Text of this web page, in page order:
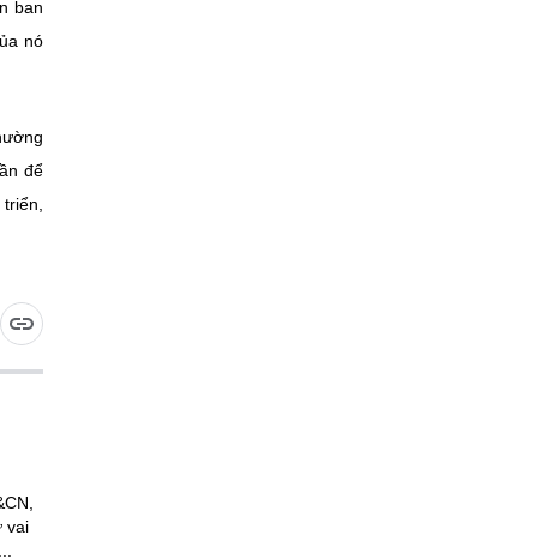
ban
nó
để
vai